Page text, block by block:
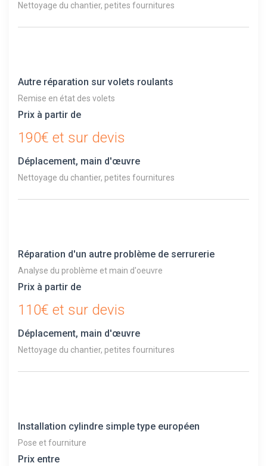
Nettoyage du chantier, petites fournitures
Autre réparation sur volets roulants
Remise en état des volets
Prix à partir de
190€ et sur devis
Déplacement, main d'œuvre
Nettoyage du chantier, petites fournitures
Réparation d'un autre problème de serrurerie
Analyse du problème et main d'oeuvre
Prix à partir de
110€ et sur devis
Déplacement, main d'œuvre
Nettoyage du chantier, petites fournitures
Installation cylindre simple type européen
Pose et fourniture
Prix entre